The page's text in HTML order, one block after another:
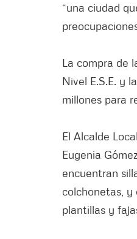
“una ciudad
La compra de
Nivel E.S.E. y
millones para
El Alcalde
Eugenia
encuentran
colchonetas, y
plantillas y